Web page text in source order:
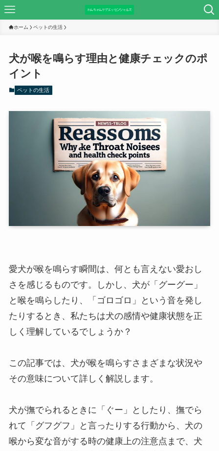
ホーム ペットの生活
犬が喉を鳴らす理由と健康チェックのポ
イント
ペットの生活
愛犬が喉を鳴らす瞬間は、何とも言えない愛おし
さを感じるものです。しかし、犬が「グーグー」
と喉を鳴らしたり、「ゴロゴロ」という音を発し
たりするとき、私たちは犬の感情や健康状態を正
しく理解しているでしょうか？
この記事では、犬が喉を鳴らすさまざまな状況や
その意味について詳しく解説します。
犬が撫でられるときに「ぐー」としたり、撫でら
れて「グフグフ」と言ったりする行動から、犬の
喉から変な音がする時の健康上の注意点まで、犬